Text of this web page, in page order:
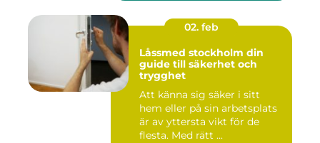
02. feb
Låssmed stockholm din
guide till säkerhet och
trygghet
Att känna sig säker i sitt
hem eller på sin arbetsplats
är av yttersta vikt för de
flesta. Med rätt ...